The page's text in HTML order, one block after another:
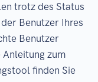
trotz des Status
Benutzer Ihres
Benutzer
zum
finden Sie